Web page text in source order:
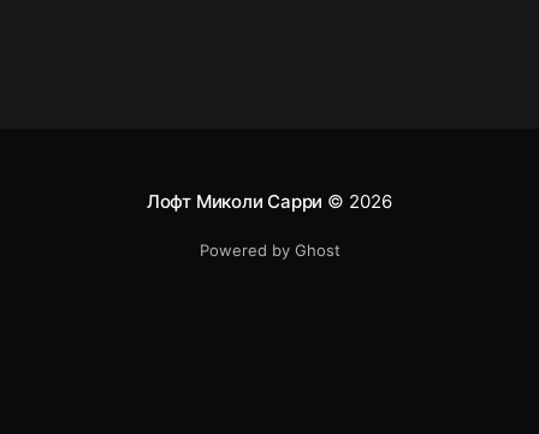
Лофт Миколи Сарри © 2026
Powered by Ghost